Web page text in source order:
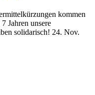
kommen
Jahren unsere
solidarisch! 24. Nov.